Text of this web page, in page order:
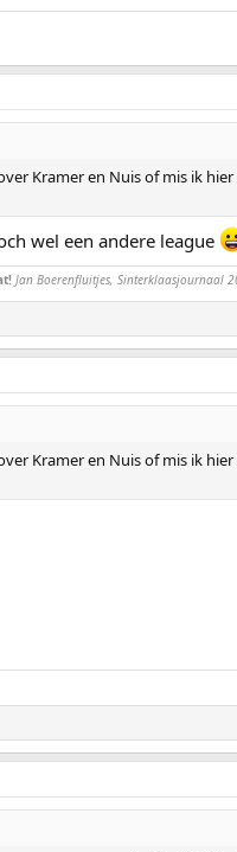
Kramer en Nuis of mis ik
wel een andere league
Jan Boerenfluitjes, Sinterklaasjournaal
Kramer en Nuis of mis ik